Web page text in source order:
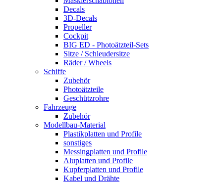
Decals
3D-Decals
Propeller
Cockpit
BIG ED - Photoätzteil-Sets
Sitze / Schleudersitze
Räder / Wheels
Schiffe
Zubehör
Photoätzteile
Geschützrohre
Fahrzeuge
Zubehör
Modellbau-Material
Plastikplatten und Profile
sonstiges
Messingplatten und Profile
Aluplatten und Profile
Kupferplatten und Profile
Kabel und Drähte